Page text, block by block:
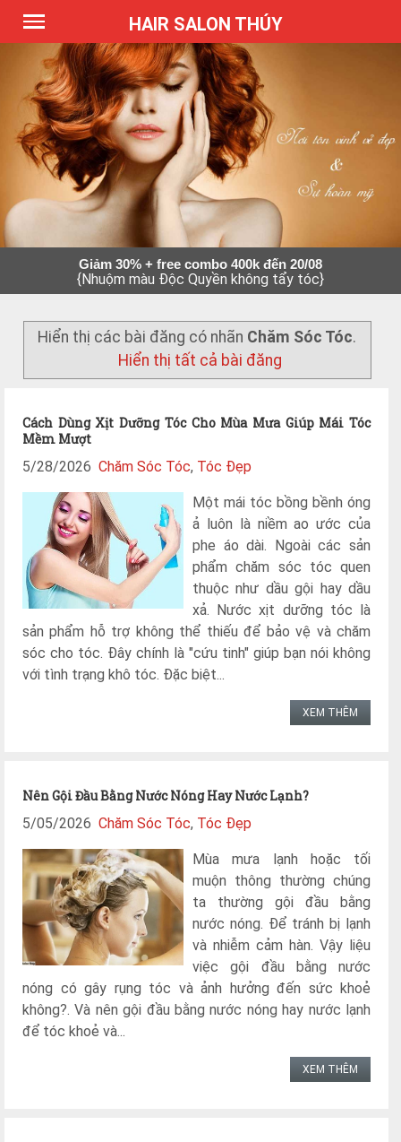
*Expires Headers
HAIR SALON THÚY
Giảm 30% + free combo 400k đến 20/08
{Nhuộm màu Độc Quyền không tẩy tóc}
Hiển thị các bài đăng có nhãn Chăm Sóc Tóc.
Hiển thị tất cả bài đăng
Cách Dùng Xịt Dưỡng Tóc Cho Mùa Mưa Giúp Mái Tóc
Mềm Mượt
5/28/2026 Chăm Sóc Tóc, Tóc Đẹp
Một mái tóc bồng bềnh óng
ả luôn là niềm ao ước của
phe áo dài. Ngoài các sản
phẩm chăm sóc tóc quen
thuộc như dầu gội hay dầu
xả. Nước xịt dưỡng tóc là
sản phẩm hỗ trợ không thể thiếu để bảo vệ và chăm
sóc cho tóc. Đây chính là "cứu tinh" giúp bạn nói không
với tình trạng khô tóc. Đặc biệt...
XEM THÊM
Nên Gội Đầu Bằng Nước Nóng Hay Nước Lạnh?
5/05/2026 Chăm Sóc Tóc, Tóc Đẹp
Mùa mưa lạnh hoặc tối
muộn thông thường chúng
ta thường gội đầu bằng
nước nóng. Để tránh bị lạnh
và nhiễm cảm hàn. Vậy liệu
việc gội đầu bằng nước
nóng có gây rụng tóc và ảnh hưởng đến sức khoẻ
không?. Và nên gội đầu bằng nước nóng hay nước lạnh
để tóc khoẻ và...
XEM THÊM